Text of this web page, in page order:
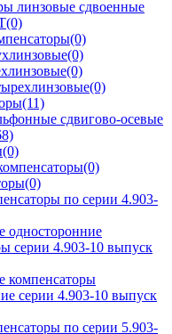
линзовые сдвоенные
(0)
(0)
(0)
(0)
(0)
(11)
сдвигово-осевые
(0)
(0)
(0)
по серии 4.903-
односторонние
серии 4.903-10 выпуск
компенсаторы
серии 4.903-10 выпуск
по серии 5.903-